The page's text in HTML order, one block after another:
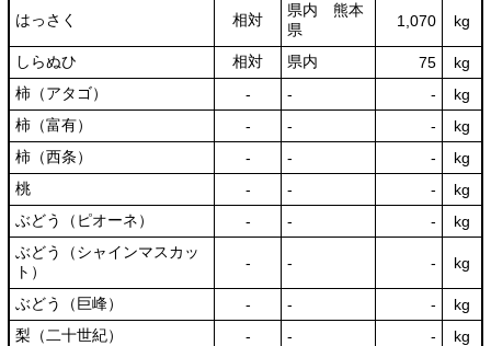
はっさく 相対
県内 熊本
県
1,070 kg
しらぬひ 相対 県内 75
kg
柿（アタゴ）
‐ ‐ ‐
kg
柿（富有）
‐ ‐ ‐
kg
柿（西条）
‐ ‐ ‐
kg
桃
‐ ‐ ‐
kg
ぶどう（ピオーネ）
‐ ‐ ‐
kg
ぶどう（シャインマスカッ
ト）
‐ ‐ ‐ kg
ぶどう（巨峰） ‐ ‐ ‐
kg
梨（二十世紀）
‐ ‐ ‐
kg